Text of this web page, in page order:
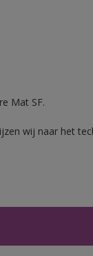
Mat SF.
wij naar het